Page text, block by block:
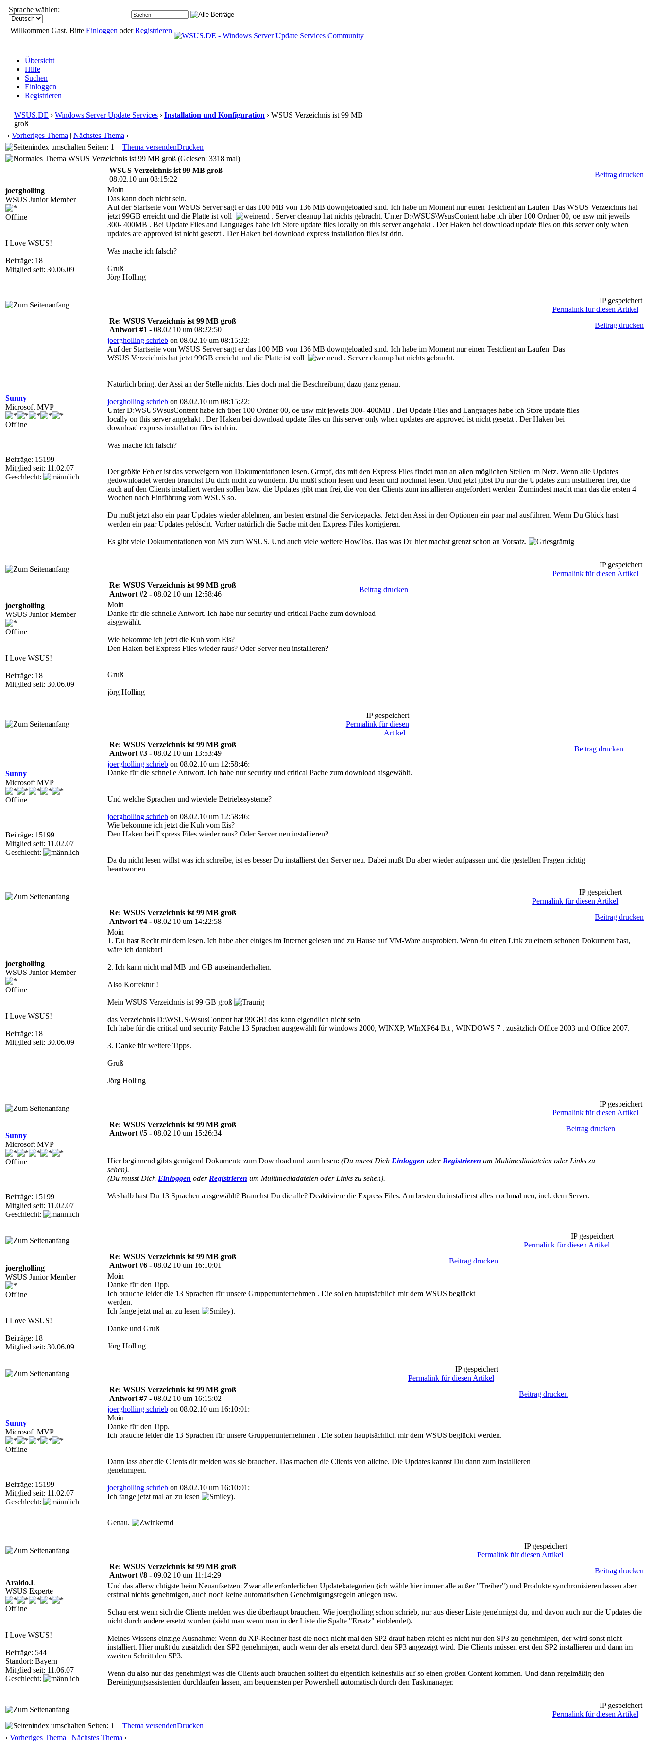
Sprache wählen:
Willkommen Gast. Bitte Einloggen oderRegistrieren
Übersicht
Hilfe
Suchen
Einloggen
Registrieren
WSUS.DE › Windows Server Update Services › Installation und Konfiguration › WSUS Verzeichnis ist 99 MB
groß
‹ Vorheriges Thema | Nächstes Thema ›
Seiten: 1
Thema versendenDrucken
WSUS Verzeichnis ist 99 MB groß (Gelesen: 3318 mal)
joergholling
WSUS Junior Member
Offline
I Love WSUS!
Beiträge: 18
Mitglied seit: 30.06.09
WSUS Verzeichnis ist 99 MB groß
08.02.10 um 08:15:22
Beitrag drucken
Moin
Das kann doch nicht sein.
Auf der Startseite vom WSUS Server sagt er das 100 MB von 136 MB downgeloaded sind. Ich habe im Moment nur einen Testclient an Laufen. Das WSUS Verzeichnis hat
jetzt 99GB erreicht und die Platte ist voll
. Server cleanup hat nichts gebracht. Unter D:\WSUS\WsusContent habe ich über 100 Ordner 00, oe usw mit jeweils
300- 400MB . Bei Update Files and Languages habe ich Store update files locally on this server angehakt . Der Haken bei download update files on this server only when
updates are approved ist nicht gesetzt . Der Haken bei download express installation files ist drin.
Was mache ich falsch?
Gruß
Jörg Holling
IP gespeichert
Permalink für diesen Artikel
Sunny
Microsoft MVP
Offline
Beiträge: 15199
Mitglied seit: 11.02.07
Geschlecht:
Re: WSUS Verzeichnis ist 99 MB groß
Antwort #1 - 08.02.10 um 08:22:50
Beitrag drucken
joergholling schrieb on 08.02.10 um 08:15:22:
Auf der Startseite vom WSUS Server sagt er das 100 MB von 136 MB downgeloaded sind. Ich habe im Moment nur einen Testclient an Laufen. Das
WSUS Verzeichnis hat jetzt 99GB erreicht und die Platte ist voll
. Server cleanup hat nichts gebracht.
Natürlich bringt der Assi an der Stelle nichts. Lies doch mal die Beschreibung dazu ganz genau.
joergholling schrieb on 08.02.10 um 08:15:22:
Unter D:WSUSWsusContent habe ich über 100 Ordner 00, oe usw mit jeweils 300- 400MB . Bei Update Files and Languages habe ich Store update files
locally on this server angehakt . Der Haken bei download update files on this server only when updates are approved ist nicht gesetzt . Der Haken bei
download express installation files ist drin.
Was mache ich falsch?
Der größte Fehler ist das verweigern von Dokumentationen lesen. Grmpf, das mit den Express Files findet man an allen möglichen Stellen im Netz. Wenn alle Updates
gedownloadet werden brauchst Du dich nicht zu wundern. Du mußt schon lesen und lesen und nochmal lesen. Und jetzt gibst Du nur die Updates zum installieren frei, die
auch auf den Clients installiert werden sollen bzw. die Updates gibt man frei, die von den Clients zum installieren angefordert werden. Zumindest macht man das die ersten 4
Wochen nach Einführung vom WSUS so.
Du mußt jetzt also ein paar Updates wieder ablehnen, am besten erstmal die Servicepacks. Jetzt den Assi in den Optionen ein paar mal ausführen. Wenn Du Glück hast
werden ein paar Updates gelöscht. Vorher natürlich die Sache mit den Express Files korrigieren.
Es gibt viele Dokumentationen von MS zum WSUS. Und auch viele weitere HowTos. Das was Du hier machst grenzt schon an Vorsatz.
IP gespeichert
Permalink für diesen Artikel
joergholling
WSUS Junior Member
Offline
I Love WSUS!
Beiträge: 18
Mitglied seit: 30.06.09
Re: WSUS Verzeichnis ist 99 MB groß
Antwort #2 - 08.02.10 um 12:58:46
Beitrag drucken
Moin
Danke für die schnelle Antwort. Ich habe nur security und critical Pache zum download
aisgewählt.
Wie bekomme ich jetzt die Kuh vom Eis?
Den Haken bei Express Files wieder raus? Oder Server neu installieren?
Gruß
jörg Holling
IP gespeichert
Permalink für diesen
Artikel
Sunny
Microsoft MVP
Offline
Beiträge: 15199
Mitglied seit: 11.02.07
Geschlecht:
Re: WSUS Verzeichnis ist 99 MB groß
Antwort #3 - 08.02.10 um 13:53:49
Beitrag drucken
joergholling schrieb on 08.02.10 um 12:58:46:
Danke für die schnelle Antwort. Ich habe nur security und critical Pache zum download aisgewählt.
Und welche Sprachen und wieviele Betriebssysteme?
joergholling schrieb on 08.02.10 um 12:58:46:
Wie bekomme ich jetzt die Kuh vom Eis?
Den Haken bei Express Files wieder raus? Oder Server neu installieren?
Da du nicht lesen willst was ich schreibe, ist es besser Du installierst den Server neu. Dabei mußt Du aber wieder aufpassen und die gestellten Fragen richtig
beantworten.
IP gespeichert
Permalink für diesen Artikel
joergholling
WSUS Junior Member
Offline
I Love WSUS!
Beiträge: 18
Mitglied seit: 30.06.09
Re: WSUS Verzeichnis ist 99 MB groß
Antwort #4 - 08.02.10 um 14:22:58
Beitrag drucken
Moin
1. Du hast Recht mit dem lesen. Ich habe aber einiges im Internet gelesen und zu Hause auf VM-Ware ausprobiert. Wenn du einen Link zu einem schönen Dokument hast,
wäre ich dankbar!
2. Ich kann nicht mal MB und GB auseinanderhalten.
Also Korrektur !
Mein WSUS Verzeichnis ist 99 GB groß
das Verzeichnis D:\WSUS\WsusContent hat 99GB! das kann eigendlich nicht sein.
Ich habe für die critical und security Patche 13 Sprachen ausgewählt für windows 2000, WINXP, WInXP64 Bit , WINDOWS 7 . zusätzlich Office 2003 und Office 2007.
3. Danke für weitere Tipps.
Gruß
Jörg Holling
IP gespeichert
Permalink für diesen Artikel
Sunny
Microsoft MVP
Offline
Beiträge: 15199
Mitglied seit: 11.02.07
Geschlecht:
Re: WSUS Verzeichnis ist 99 MB groß
Antwort #5 - 08.02.10 um 15:26:34
Beitrag drucken
Hier beginnend gibts genügend Dokumente zum Download und zum lesen: (Du musst Dich Einloggen oder Registrieren um Multimediadateien oder Links zu
sehen).
(Du musst Dich Einloggen oder Registrieren um Multimediadateien oder Links zu sehen).
Weshalb hast Du 13 Sprachen ausgewählt? Brauchst Du die alle? Deaktiviere die Express Files. Am besten du installierst alles nochmal neu, incl. dem Server.
IP gespeichert
Permalink für diesen Artikel
joergholling
WSUS Junior Member
Offline
I Love WSUS!
Beiträge: 18
Mitglied seit: 30.06.09
Re: WSUS Verzeichnis ist 99 MB groß
Antwort #6 - 08.02.10 um 16:10:01
Beitrag drucken
Moin
Danke für den Tipp.
Ich brauche leider die 13 Sprachen für unsere Gruppenunternehmen . Die sollen hauptsächlich mir dem WSUS beglückt
werden.
Ich fange jetzt mal an zu lesen
).
Danke und Gruß
Jörg Holling
IP gespeichert
Permalink für diesen Artikel
Sunny
Microsoft MVP
Offline
Beiträge: 15199
Mitglied seit: 11.02.07
Geschlecht:
Re: WSUS Verzeichnis ist 99 MB groß
Antwort #7 - 08.02.10 um 16:15:02
Beitrag drucken
joergholling schrieb on 08.02.10 um 16:10:01:
Moin
Danke für den Tipp.
Ich brauche leider die 13 Sprachen für unsere Gruppenunternehmen . Die sollen hauptsächlich mir dem WSUS beglückt werden.
Dann lass aber die Clients dir melden was sie brauchen. Das machen die Clients von alleine. Die Updates kannst Du dann zum installieren
genehmigen.
joergholling schrieb on 08.02.10 um 16:10:01:
Ich fange jetzt mal an zu lesen
).
Genau.
IP gespeichert
Permalink für diesen Artikel
Araldo.L
WSUS Experte
Offline
I Love WSUS!
Beiträge: 544
Standort: Bayern
Mitglied seit: 11.06.07
Geschlecht:
Re: WSUS Verzeichnis ist 99 MB groß
Antwort #8 - 09.02.10 um 11:14:29
Beitrag drucken
Und das allerwichtigste beim Neuaufsetzen: Zwar alle erforderlichen Updatekategorien (ich wähle hier immer alle außer "Treiber") und Produkte synchronisieren lassen aber
erstmal nichts genehmigen, auch noch keine automatischen Genehmigungsregeln anlegen usw.
Schau erst wenn sich die Clients melden was die überhaupt brauchen. Wie joergholling schon schrieb, nur aus dieser Liste genehmigst du, und davon auch nur die Updates die
nicht durch andere ersetzt wurden (sieht man wenn man in der Liste die Spalte "Ersatz" einblendet).
Meines Wissens einzige Ausnahme: Wenn du XP-Rechner hast die noch nicht mal den SP2 drauf haben reicht es nicht nur den SP3 zu genehmigen, der wird sonst nicht
installiert. Hier mußt du zusätzlich den SP2 genehmigen, auch wenn der als ersetzt durch den SP3 angezeigt wird. Die Clients müssen erst den SP2 installieren und dann im
zweiten Schritt den SP3.
Wenn du also nur das genehmigst was die Clients auch brauchen solltest du eigentlich keinesfalls auf so einen großen Content kommen. Und dann regelmäßig den
Bereinigungsassistenten durchlaufen lassen, am bequemsten per Powershell automatisch durch den Taskmanager.
IP gespeichert
Permalink für diesen Artikel
Seiten: 1
Thema versendenDrucken
‹ Vorheriges Thema | Nächstes Thema ›